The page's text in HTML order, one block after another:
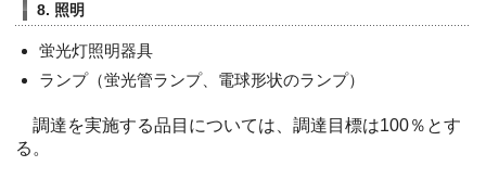
8. 照明
蛍光灯照明器具
ランプ（蛍光管ランプ、電球形状のランプ）
調達を実施する品目については、調達目標は100％とす
る。